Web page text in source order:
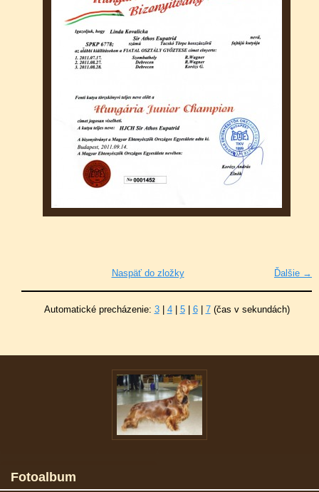
Ďalšie →
Naspäť do zložky
Automatické precházenie: 3| 4| 5| 6| 7(čas v sekundách)
Fotoalbum